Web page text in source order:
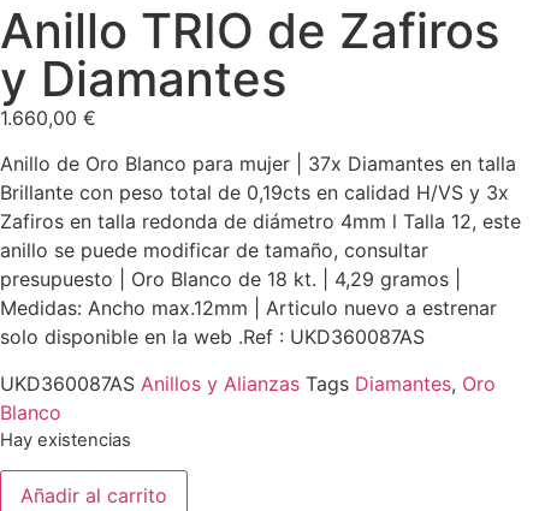
Anillo TRIO de Zafiros
y Diamantes
1.660,00 €
Anillo de Oro Blanco para mujer | 37x Diamantes en talla
Brillante con peso total de 0,19cts en calidad H/VS y 3x
Zafiros en talla redonda de diámetro 4mm l Talla 12, este
anillo se puede modificar de tamaño, consultar
presupuesto | Oro Blanco de 18 kt. | 4,29 gramos |
Medidas: Ancho max.12mm | Articulo nuevo a estrenar
solo disponible en la web .Ref : UKD360087AS
UKD360087AS Anillos y Alianzas Tags Diamantes, Oro
Blanco
Hay existencias
Añadir al carrito